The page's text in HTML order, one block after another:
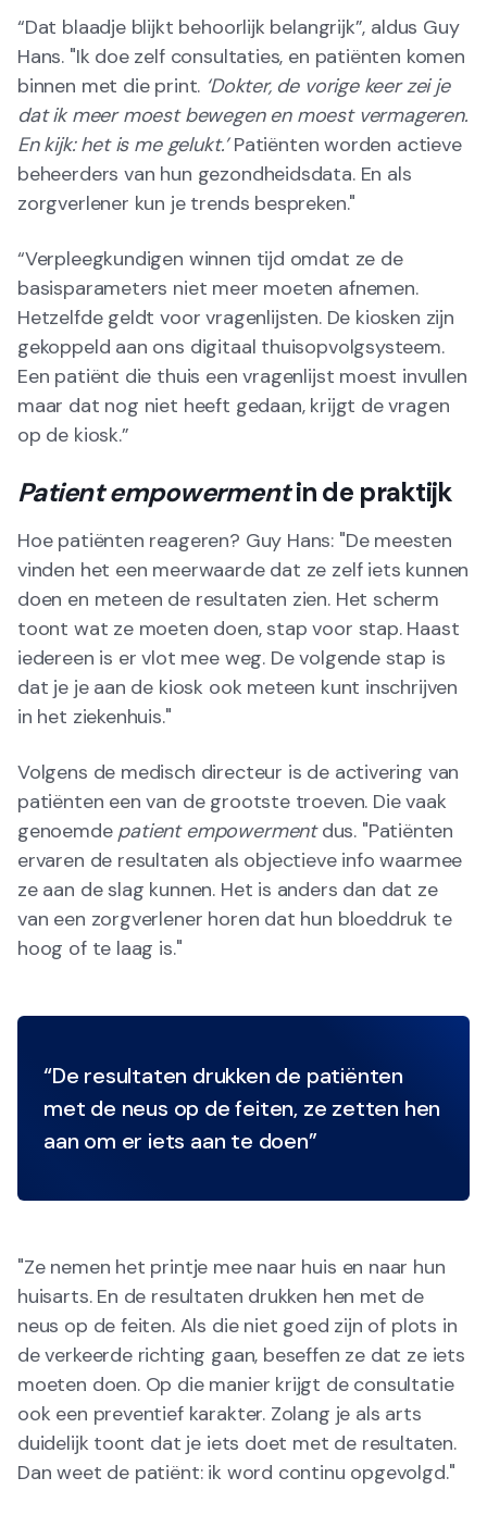
“Dat blaadje blijkt behoorlijk belangrijk”, aldus Guy
Hans. "Ik doe zelf consultaties, en patiënten komen
binnen met die print. ‘Dokter, de vorige keer zei je
dat ik meer moest bewegen en moest vermageren.
En kijk: het is me gelukt.’Patiënten worden actieve
beheerders van hun gezondheidsdata. En als
zorgverlener kun je trends bespreken."
“Verpleegkundigen winnen tijd omdat ze de
basisparameters niet meer moeten afnemen.
Hetzelfde geldt voor vragenlijsten. De kiosken zijn
gekoppeld aan ons digitaal thuisopvolgsysteem.
Een patiënt die thuis een vragenlijst moest invullen
maar dat nog niet heeft gedaan, krijgt de vragen
op de kiosk.”
Patient empowermentin de praktijk
Hoe patiënten reageren? Guy Hans: "De meesten
vinden het een meerwaarde dat ze zelf iets kunnen
doen en meteen de resultaten zien. Het scherm
toont wat ze moeten doen, stap voor stap. Haast
iedereen is er vlot mee weg. De volgende stap is
dat je je aan de kiosk ook meteen kunt inschrijven
in het ziekenhuis."
Volgens de medisch directeur is de activering van
patiënten een van de grootste troeven. Die vaak
genoemde patient empowermentdus. "Patiënten
ervaren de resultaten als objectieve info waarmee
ze aan de slag kunnen. Het is anders dan dat ze
van een zorgverlener horen dat hun bloeddruk te
hoog of te laag is."
“De resultaten drukken de patiënten
met de neus op de feiten, ze zetten hen
aan om er iets aan te doen”
"Ze nemen het printje mee naar huis en naar hun
huisarts. En de resultaten drukken hen met de
neus op de feiten. Als die niet goed zijn of plots in
de verkeerde richting gaan, beseffen ze dat ze iets
moeten doen. Op die manier krijgt de consultatie
ook een preventief karakter. Zolang je als arts
duidelijk toont dat je iets doet met de resultaten.
Dan weet de patiënt: ik word continu opgevolgd."